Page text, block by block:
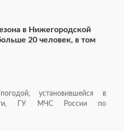
в Нижегородской
20 человек, в том
установившейся в
ГУ МЧС России по